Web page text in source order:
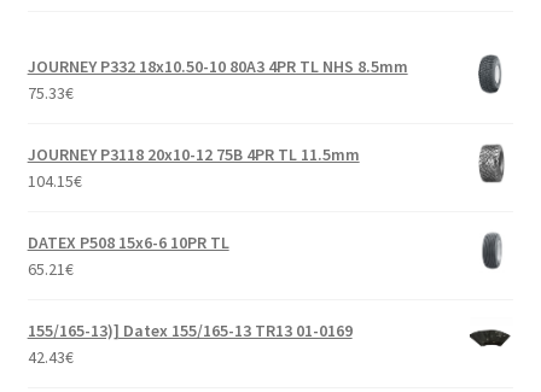
JOURNEY P332 18x10.50-10 80A3 4PR TL NHS 8.5mm
75.33€
JOURNEY P3118 20x10-12 75B 4PR TL 11.5mm
104.15€
DATEX P508 15x6-6 10PR TL
65.21€
155/165-13)] Datex 155/165-13 TR13 01-0169
42.43€